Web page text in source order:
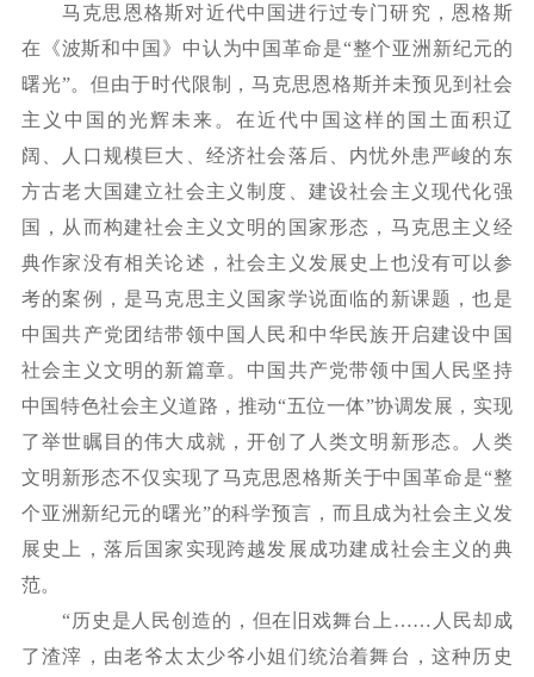
马克思恩格斯对近代中国进行过专门研究，恩格斯
在《波斯和中国》中认为中国革命是“整个亚洲新纪元的
曙光”。但由于时代限制，马克思恩格斯并未预见到社会
主义中国的光辉未来。在近代中国这样的国土面积辽
阔、人口规模巨大、经济社会落后、内忧外患严峻的东
方古老大国建立社会主义制度、建设社会主义现代化强
国，从而构建社会主义文明的国家形态，马克思主义经
典作家没有相关论述，社会主义发展史上也没有可以参
考的案例，是马克思主义国家学说面临的新课题，也是
中国共产党团结带领中国人民和中华民族开启建设中国
社会主义文明的新篇章。中国共产党带领中国人民坚持
中国特色社会主义道路，推动“五位一体”协调发展，实现
了举世瞩目的伟大成就，开创了人类文明新形态。人类
文明新形态不仅实现了马克思恩格斯关于中国革命是“整
个亚洲新纪元的曙光”的科学预言，而且成为社会主义发
展史上，落后国家实现跨越发展成功建成社会主义的典
范。
“历史是人民创造的，但在旧戏舞台上……人民却成
了渣滓，由老爷太太少爷小姐们统治着舞台，这种历史